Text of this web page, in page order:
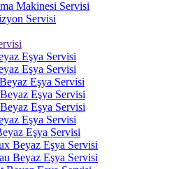
Makinesi Servisi
Servisi
Eşya Servisi
Eşya Servisi
Eşya Servisi
Eşya Servisi
Eşya Servisi
Eşya Servisi
Eşya Servisi
Beyaz Eşya Servisi
Beyaz Eşya Servisi